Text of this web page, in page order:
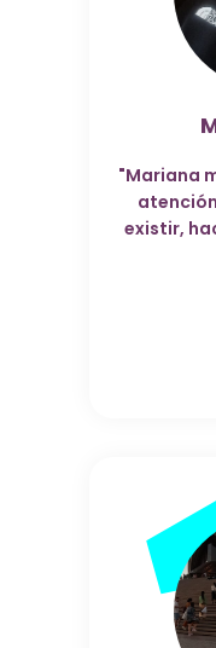
"Mariana
existir,